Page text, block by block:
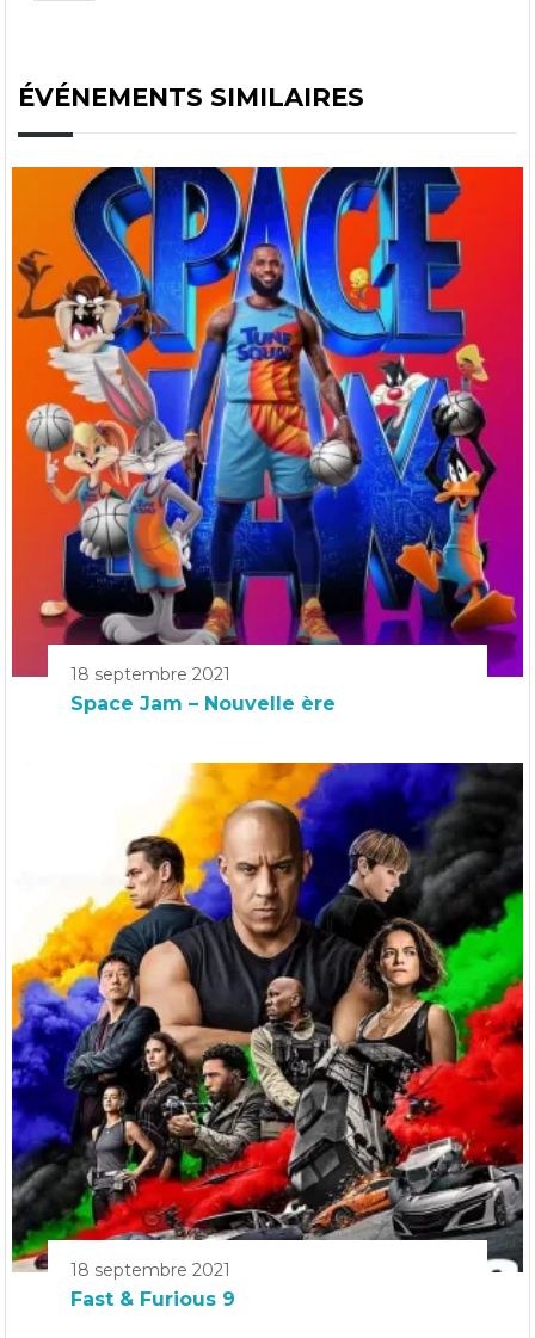
ÉVÉNEMENTS SIMILAIRES
18 septembre 2021
Space Jam – Nouvelle ère
18 septembre 2021
Fast & Furious 9